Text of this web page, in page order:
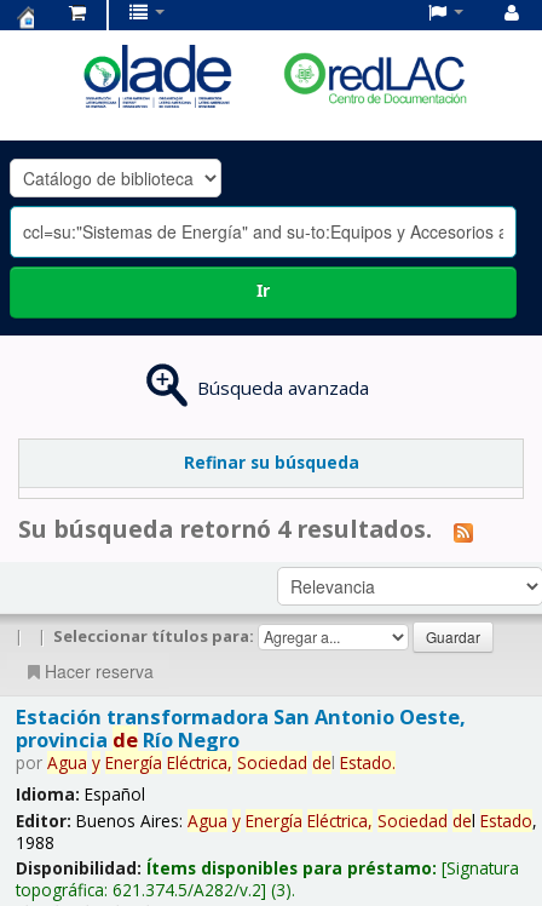
OLADE
-
Ir
Búsqueda avanzada
Refinar su búsqueda
Su búsqueda retornó 4 resultados.
| | Seleccionar títulos para:
Hacer reserva
Estación transformadora San Antonio Oeste,
provincia deRío Negro
por Agua y Energía Eléctrica, Sociedad del Estado.
Idioma: Español
Editor: Buenos Aires: Agua y Energía Eléctrica, Sociedad del Estado,
1988
Disponibilidad: Ítems disponibles para préstamo: Signatura
topográfica: 621.374.5/A282/v.2 (3).